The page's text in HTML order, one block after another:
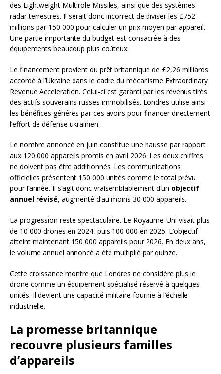
des Lightweight Multirole Missiles, ainsi que des systèmes
radar terrestres. Il serait donc incorrect de diviser les £752
millions par 150 000 pour calculer un prix moyen par appareil.
Une partie importante du budget est consacrée à des
équipements beaucoup plus coûteux.
Le financement provient du prêt britannique de £2,26 milliards
accordé à l’Ukraine dans le cadre du mécanisme Extraordinary
Revenue Acceleration. Celui-ci est garanti par les revenus tirés
des actifs souverains russes immobilisés. Londres utilise ainsi
les bénéfices générés par ces avoirs pour financer directement
l’effort de défense ukrainien.
Le nombre annoncé en juin constitue une hausse par rapport
aux 120 000 appareils promis en avril 2026. Les deux chiffres
ne doivent pas être additionnés. Les communications
officielles présentent 150 000 unités comme le total prévu
pour l’année. Il s’agit donc vraisemblablement d’un objectif
annuel révisé, augmenté d’au moins 30 000 appareils.
La progression reste spectaculaire. Le Royaume-Uni visait plus
de 10 000 drones en 2024, puis 100 000 en 2025. L’objectif
atteint maintenant 150 000 appareils pour 2026. En deux ans,
le volume annuel annoncé a été multiplié par quinze.
Cette croissance montre que Londres ne considère plus le
drone comme un équipement spécialisé réservé à quelques
unités. Il devient une capacité militaire fournie à l’échelle
industrielle.
La promesse britannique
recouvre plusieurs familles
d’appareils